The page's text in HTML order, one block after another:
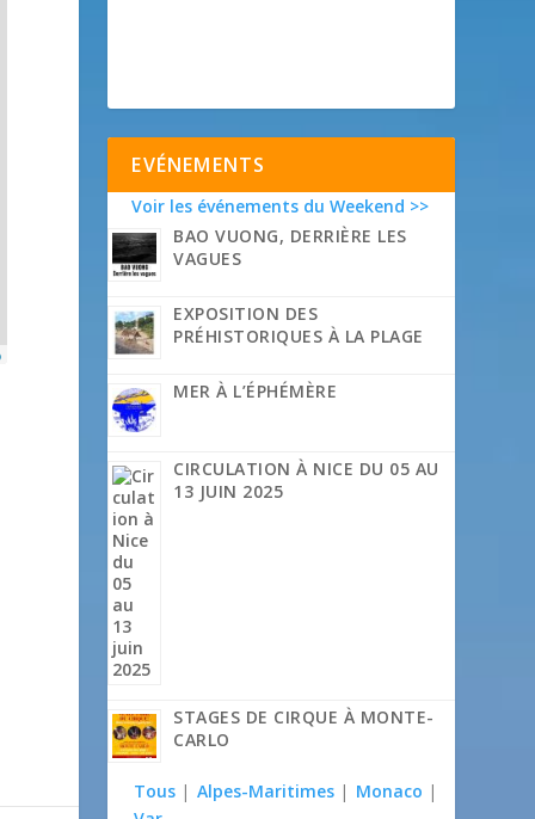
EVÉNEMENTS
Voir les événements du Weekend >>
BAO VUONG, DERRIÈRE LES
VAGUES
EXPOSITION DES
PRÉHISTORIQUES À LA PLAGE
MER À L’ÉPHÉMÈRE
CIRCULATION À NICE DU 05 AU
13 JUIN 2025
STAGES DE CIRQUE À MONTE-
CARLO
Tous | Alpes-Maritimes | Monaco |